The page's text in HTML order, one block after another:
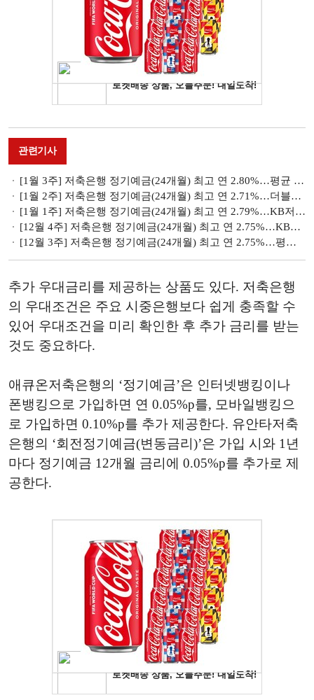
관련기사
[1월 3주] 저축은행 정기예금(24개월) 최고 연 2.80%…평균 금리 0.02%p 상승
[1월 2주] 저축은행 정기예금(24개월) 최고 연 2.71%…더블저축은행 '정기예금(인터넷뱅킹, 스마트뱅킹)'
[1월 1주] 저축은행 정기예금(24개월) 최고 연 2.79%…KB저축銀 2.70% 제공
[12월 4주] 저축은행 정기예금(24개월) 최고 연 2.75%…KB저축銀 금리 0.30%p 상승
[12월 3주] 저축은행 정기예금(24개월) 최고 연 2.75%…평균 금리 0.01%p 상승
추가 우대금리를 제공하는 상품도 있다. 저축은행
의 우대조건은 주요 시중은행보다 쉽게 충족할 수
있어 우대조건을 미리 확인한 후 추가 금리를 받는
것도 중요하다.
애큐온저축은행의 ‘정기예금’은 인터넷뱅킹이나
폰뱅킹으로 가입하면 연 0.05%p를, 모바일뱅킹으
로 가입하면 0.10%p를 추가 제공한다. 유안타저축
은행의 ‘회전정기예금(변동금리)’은 가입 시와 1년
마다 정기예금 12개월 금리에 0.05%p를 추가로 제
공한다.